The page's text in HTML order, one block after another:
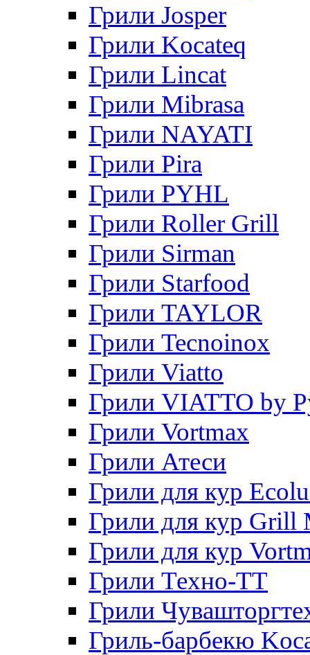
Грили Josper
Грили Kocateq
Грили Lincat
Грили Mibrasa
Грили NAYATI
Грили Pira
Грили PYHL
Грили Roller Grill
Грили Sirman
Грили Starfood
Грили TAYLOR
Грили Tecnoinox
Грили Viatto
Грили VIATTO by
Грили Vortmax
Грили Атеси
Грили для кур
Грили для кур Grill
Грили для кур
Грили Техно-ТТ
Грили
Гриль-барбекю